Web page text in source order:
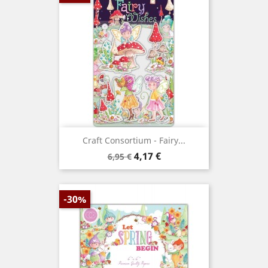
Craft Consortium - Fairy...
Prix
de
6,95 € Prix
4,17 €
-30%